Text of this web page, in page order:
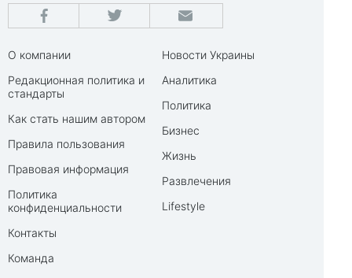
О компании
Редакционная политика и
стандарты
Как стать нашим автором
Правила пользования
Правовая информация
Политика
конфиденциальности
Контакты
Команда
Новости Украины
Аналитика
Политика
Бизнес
Жизнь
Развлечения
Lifestyle